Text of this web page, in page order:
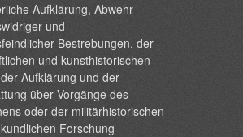
Aufklärung, Abwehr
und
Bestrebungen, der
und kunsthistorischen
Aufklärung und der
über Vorgänge des
oder der militärhistorischen
Forschung